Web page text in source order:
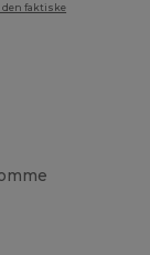
den faktiske